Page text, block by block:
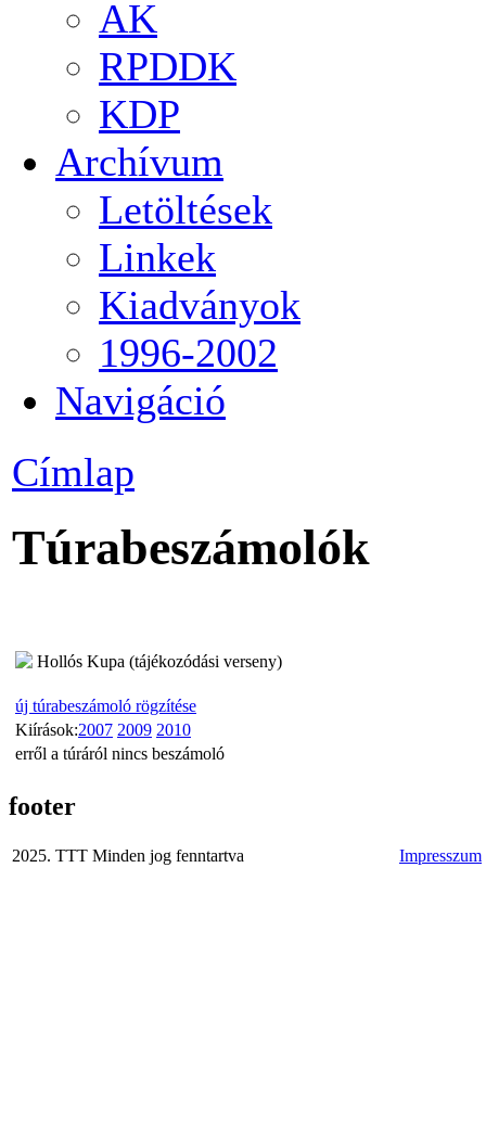
AK
RPDDK
KDP
Archívum
Letöltések
Linkek
Kiadványok
1996-2002
Navigáció
Címlap
Túrabeszámolók
Hollós Kupa (tájékozódási verseny)
új túrabeszámoló rögzítése
Kiírások:2007 2009 2010
erről a túráról nincs beszámoló
footer
2025. TTT Minden jog fenntartva Impresszum